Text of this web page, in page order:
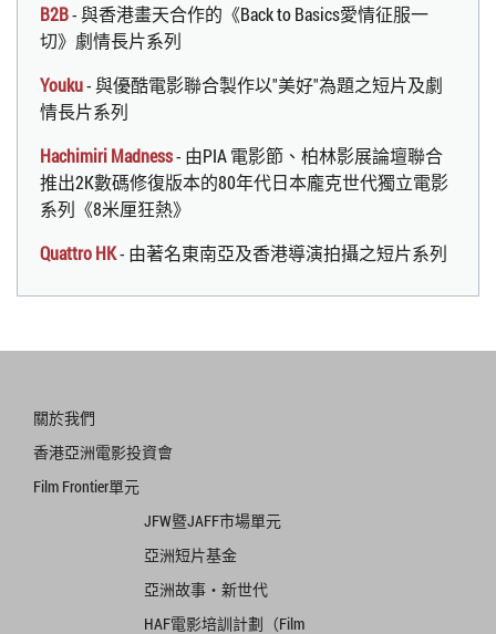
B2B- 與香港畫天合作的《Back to Basics愛情征服一
切》劇情長片系列
Youku- 與優酷電影聯合製作以"美好"為題之短片及劇
情長片系列
Hachimiri Madness- 由PIA 電影節、柏林影展論壇聯合
推出2K數碼修復版本的80年代日本龐克世代獨立電影
系列《8米厘狂熱》
Quattro HK- 由著名東南亞及香港導演拍攝之短片系列
關於我們
香港亞洲電影投資會
Film Frontier單元
JFW暨JAFF市場單元
亞洲短片基金
亞洲故事‧新世代
HAF電影培訓計劃（Film